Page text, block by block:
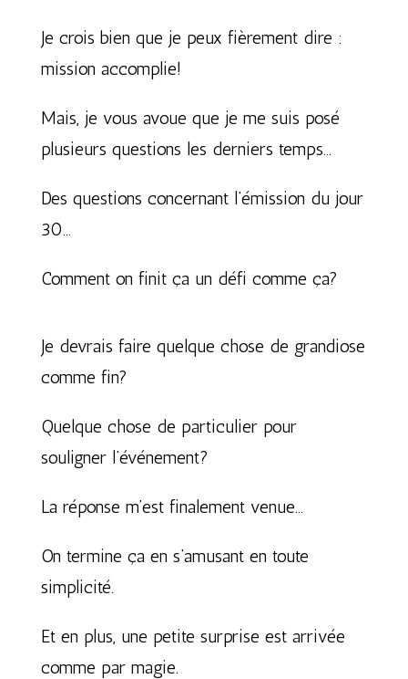
Je crois bien que je peux fièrement dire :
mission accomplie!
Mais, je vous avoue que je me suis posé
plusieurs questions les derniers temps…
Des questions concernant l’émission du jour
30…
Comment on finit ça un défi comme ça?
Je devrais faire quelque chose de grandiose
comme fin?
Quelque chose de particulier pour
souligner l’événement?
La réponse m’est finalement venue…
On termine ça en s’amusant en toute
simplicité.
Et en plus, une petite surprise est arrivée
comme par magie.